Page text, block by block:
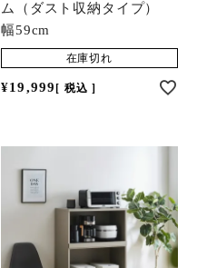
ム（ダスト収納タイプ）
幅59cm
在庫切れ
¥19,999 税込